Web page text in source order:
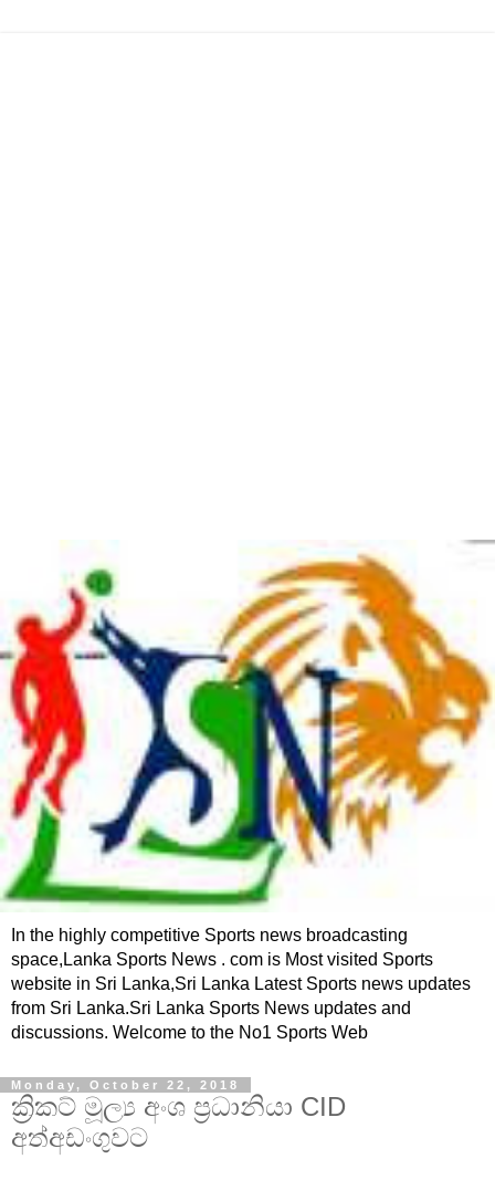
In the highly competitive Sports news broadcasting
space,Lanka Sports News . com is Most visited Sports
website in Sri Lanka,Sri Lanka Latest Sports news updates
from Sri Lanka.Sri Lanka Sports News updates and
discussions. Welcome to the No1 Sports Web
Monday, October 22, 2018
ක්‍රිකට් මූල්‍ය අංශ ප්‍රධානියා CID
අත්අඩංගුවට